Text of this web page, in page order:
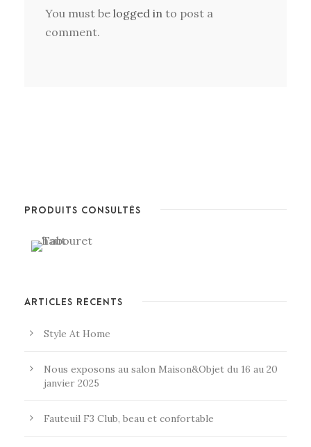
You must be logged in to post a
comment.
PRODUITS CONSULTÉS
ARTICLES RÉCENTS
Style At Home
Nous exposons au salon Maison&Objet du 16 au 20
janvier 2025
Fauteuil F3 Club, beau et confortable